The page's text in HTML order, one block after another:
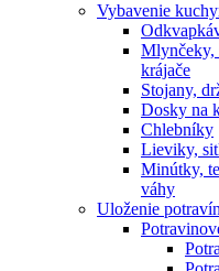
Vybavenie
Mlynčeky,
krájače
Stojany,
Dosky na
Chlebníky
Lieviky,
Minútky,
váhy
Uloženie potravín